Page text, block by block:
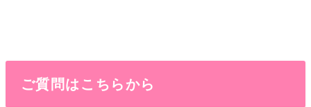
ご質問はこちらから